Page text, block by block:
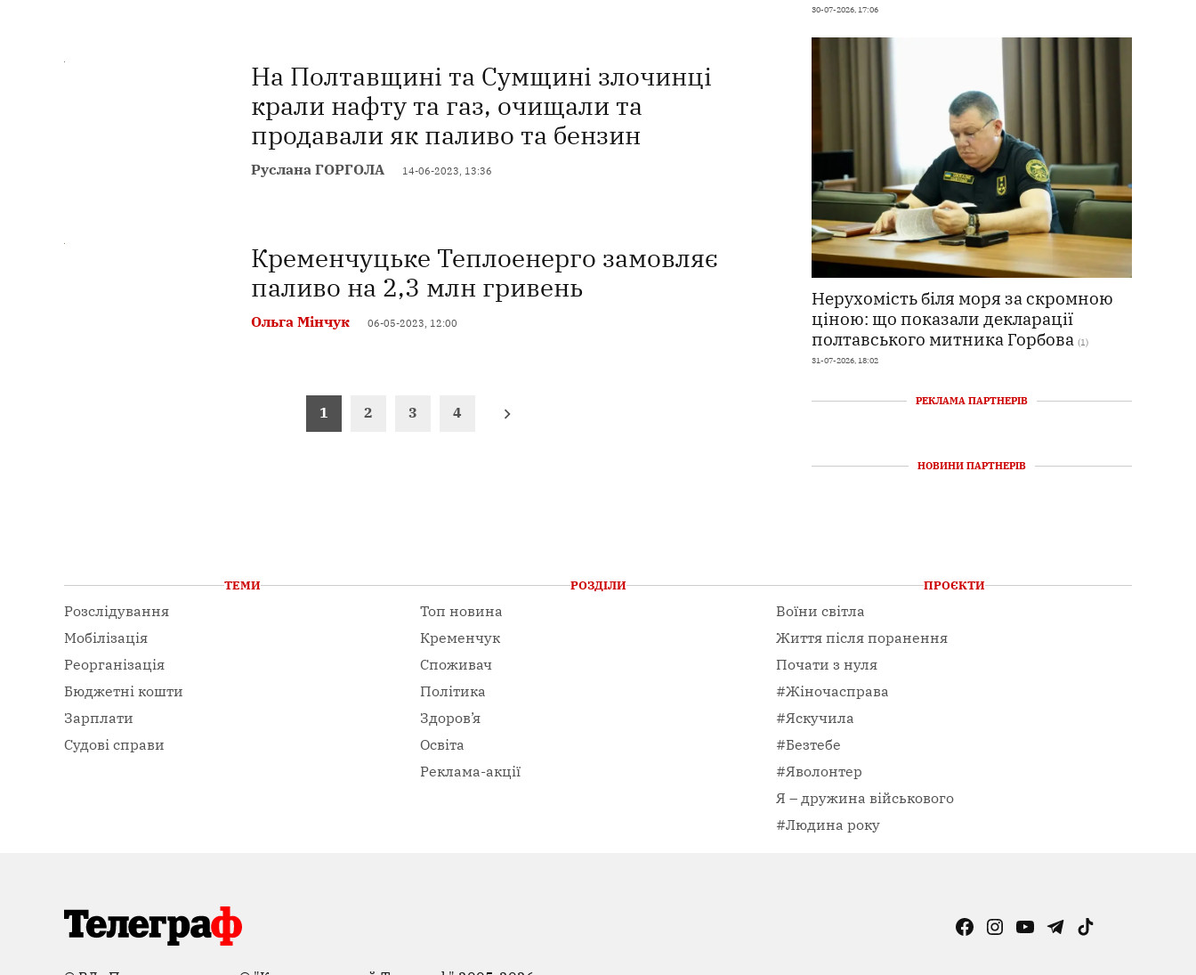
На Полтавщині та Сумщині злочинці
крали нафту та газ, очищали та
продавали як паливо та бензин
Руслана ГОРГОЛА 14-06-2023, 13:36
Кременчуцьке Теплоенерго замовляє
паливо на 2,3 млн гривень
Ольга Мінчук 06-05-2023, 12:00
1 2 3 4
30-07-2026, 17:06
Нерухомість біля моря за скромною
ціною: що показали декларації
полтавського митника Горбова (1)
31-07-2026, 18:02
РЕКЛАМА ПАРТНЕРІВ
НОВИНИ ПАРТНЕРІВ
ТЕМИ
Розслідування
Мобілізація
Реорганізація
Бюджетні кошти
Зарплати
Судові справи
РОЗДІЛИ
Топ новина
Кременчук
Споживач
Політика
Здоров’я
Освіта
Реклама-акції
ПРОЄКТИ
Воїни світла
Життя після поранення
Почати з нуля
#Жіночасправа
#Яскучила
#Безтебе
#Яволонтер
Я – дружина військового
#Людина року
FacebookInstagram
YouTubeTelegram
TikTok